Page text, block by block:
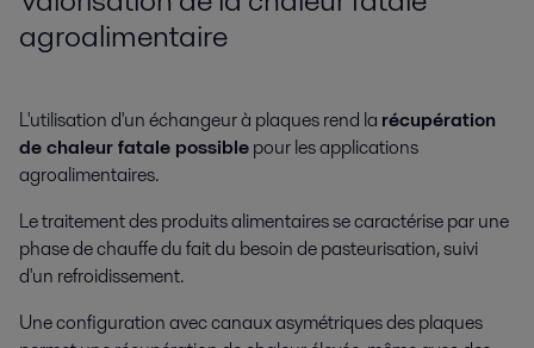
agroalimentaire
L'utilisation d'un échangeur à plaques rend la récupération
de chaleur fatale possiblepour les applications
agroalimentaires.
Le traitement des produits alimentaires se caractérise par une
phase de chauffe du fait du besoin de pasteurisation, suivi
d'un refroidissement.
Une configuration avec canaux asymétriques des plaques